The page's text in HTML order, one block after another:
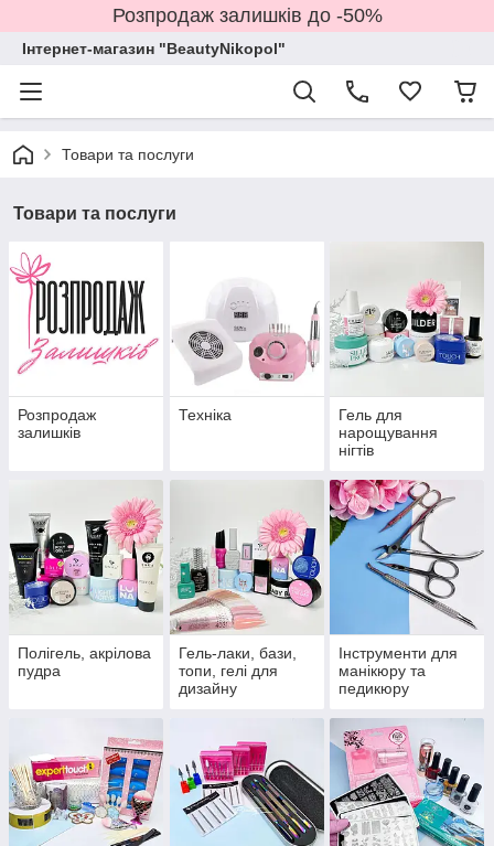
Розпродаж залишків до -50%
Інтернет-магазин "BeautyNikopol"
Товари та послуги
Товари та послуги
Розпродаж
залишків
Техніка
Гель для
нарощування
нігтів
Полігель, акрілова
пудра
Гель-лаки, бази,
топи, гелі для
дизайну
Інструменти для
манікюру та
педикюру